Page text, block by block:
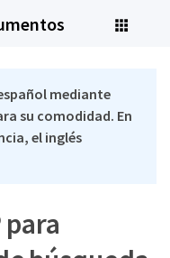
mediante
su comodidad. En
el inglés